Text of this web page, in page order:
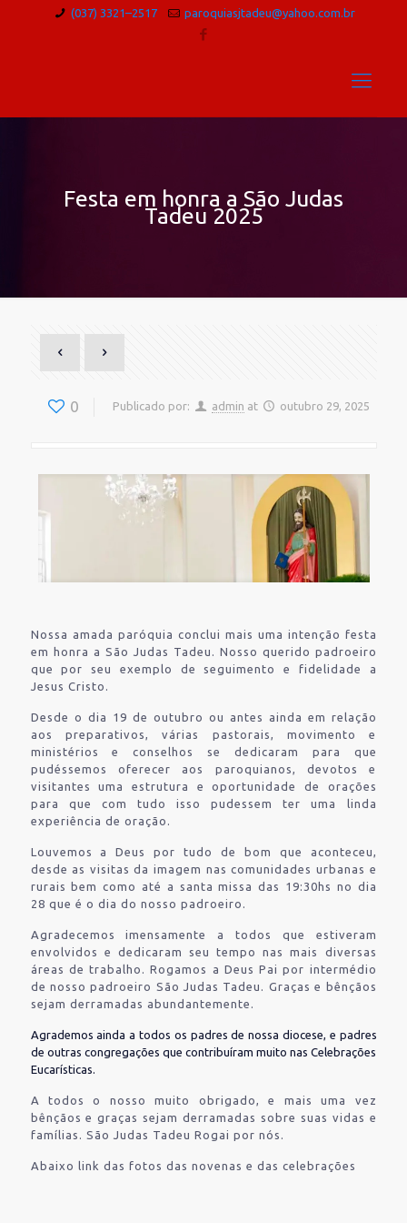
(037) 3321–2517 paroquiasjtadeu@yahoo.com.br
Festa em honra a São Judas
Tadeu 2025
0 Publicado por: admin at outubro 29, 2025
Nossa amada paróquia conclui mais uma intenção festa
em honra a São Judas Tadeu. Nosso querido padroeiro
que por seu exemplo de seguimento e fidelidade a
Jesus Cristo.
Desde o dia 19 de outubro ou antes ainda em relação
aos preparativos, várias pastorais, movimento e
ministérios e conselhos se dedicaram para que
pudéssemos oferecer aos paroquianos, devotos e
visitantes uma estrutura e oportunidade de orações
para que com tudo isso pudessem ter uma linda
experiência de oração.
Louvemos a Deus por tudo de bom que aconteceu,
desde as visitas da imagem nas comunidades urbanas e
rurais bem como até a santa missa das 19:30hs no dia
28 que é o dia do nosso padroeiro.
Agradecemos imensamente a todos que estiveram
envolvidos e dedicaram seu tempo nas mais diversas
áreas de trabalho. Rogamos a Deus Pai por intermédio
de nosso padroeiro São Judas Tadeu. Graças e bênçãos
sejam derramadas abundantemente.
Agrademos ainda a todos os padres de nossa diocese, e padres
de outras congregações que contribuíram muito nas Celebrações
Eucarísticas.
A todos o nosso muito obrigado, e mais uma vez
bênçãos e graças sejam derramadas sobre suas vidas e
famílias. São Judas Tadeu Rogai por nós.
Abaixo link das fotos das novenas e das celebrações